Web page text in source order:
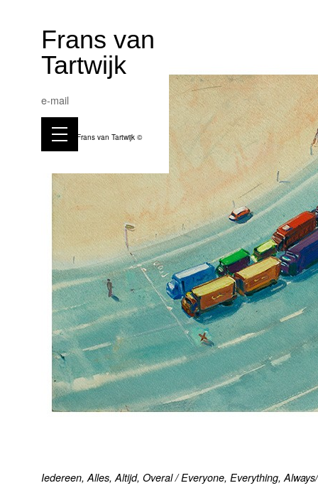
Frans van
Tartwijk
e-mail
Frans van Tartwijk ©
Iedereen, Alles, Altijd, Overal / Everyone, Everything,